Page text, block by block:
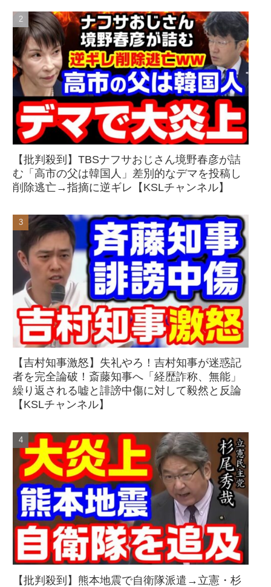
【批判殺到】TBSナフサおじさん境野春彦が詰
む「高市の父は韓国人」差別的なデマを投稿し
削除逃亡→指摘に逆ギレ【KSLチャンネル】
【吉村知事激怒】失礼やろ！吉村知事が迷惑記
者を完全論破！斎藤知事へ「経歴詐称、無能」
繰り返される嘘と誹謗中傷に対して毅然と反論
【KSLチャンネル】
【批判殺到】熊本地震で自衛隊派遣→立憲・杉